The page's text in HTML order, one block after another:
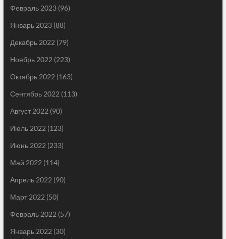
Февраль 2023(96)
Январь 2023(88)
Декабрь 2022 (79)
Ноябрь 2022 (223)
Октябрь 2022 (163)
Сентябрь 2022 (113)
Август 2022 (90)
Июль 2022 (123)
Июнь 2022 (233)
Май 2022 (114)
Апрель 2022 (90)
Март 2022 (50)
Февраль 2022 (57)
Январь 2022 (30)